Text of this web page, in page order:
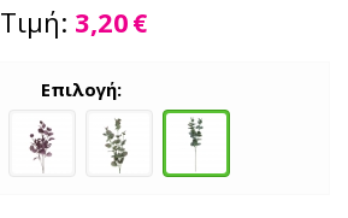
Τιμή: 3,20€
Επιλογή: